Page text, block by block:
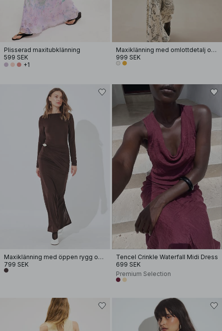
Plisserad maxitubklänning
599 SEK
+1
Maxiklänning med omlottdetalj och halterneck
999 SEK
Maxiklänning med öppen rygg och spänne
799 SEK
Tencel Crinkle Waterfall Midi Dress
699 SEK
Premium Selection